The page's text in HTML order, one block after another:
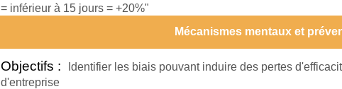
= inférieur à 15 jours = +20%"
Mécanismes mentaux et
Objectifs :
Identifier les biais pouvant induire des pertes
d'entreprise